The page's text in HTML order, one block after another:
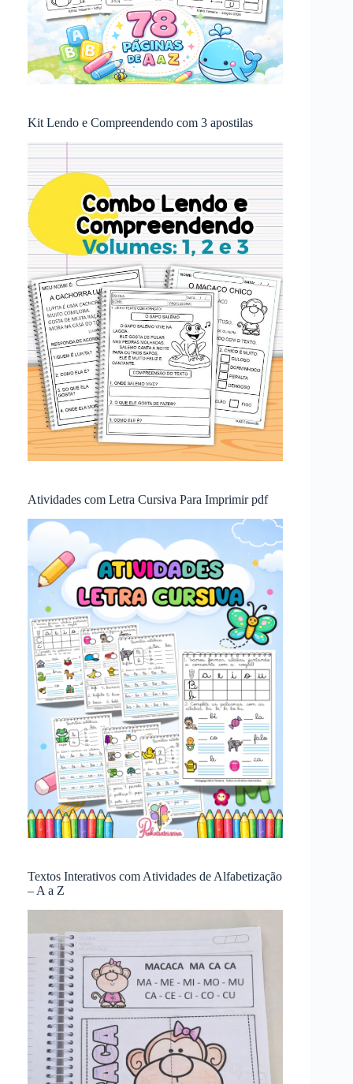
Kit Lendo e Compreendendo com 3 apostilas
Atividades com Letra Cursiva Para Imprimir pdf
Textos Interativos com Atividades de Alfabetização
– A a Z